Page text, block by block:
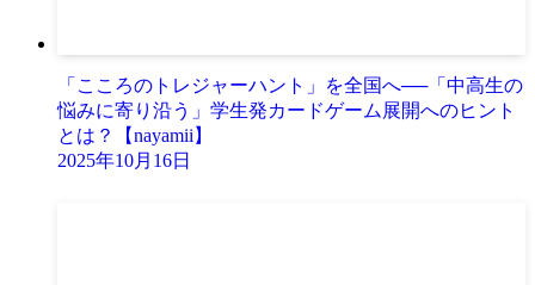
「こころのトレジャーハント」を全国へ──「中高生の
悩みに寄り沿う」学生発カードゲーム展開へのヒント
とは？【nayamii】
2025年10月16日